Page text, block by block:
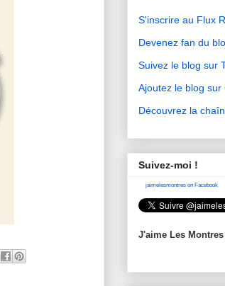
S'inscrire au Flux
Devenez fan du
Suivez le blog sur
Ajoutez le blog sur
Découvrez la
Suivez-moi !
jaimelesmontres on Facebook
J'aime Les Montres